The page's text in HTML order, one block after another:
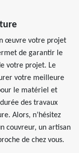
œuvre votre projet
de garantir le
votre projet. Le
votre meilleure
le matériel et
des travaux
Alors, n’hésitez
couvreur, un artisan
de chez vous.